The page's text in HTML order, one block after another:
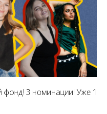
3 номинации! Уже 1